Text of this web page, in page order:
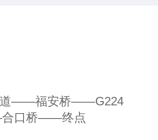
道——福安桥——G224
口桥——终点